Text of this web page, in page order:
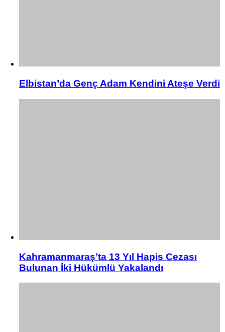
Elbistan’da Genç Adam Kendini Ateşe Verdi
Kahramanmaraş’ta 13 Yıl Hapis Cezası
Bulunan İki Hükümlü Yakalandı